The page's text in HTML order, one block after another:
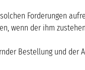
Forderungen
wenn der ihm
Bestellung und